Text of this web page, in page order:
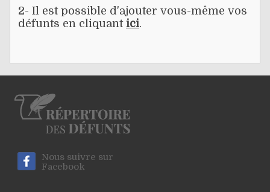
2- Il est possible d'ajouter vous-même vos
défunts en cliquant ici.
Nous suivre sur
Facebook